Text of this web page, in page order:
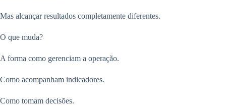
Mas alcançar resultados completamente diferentes.
O que muda?
A forma como gerenciam a operação.
Como acompanham indicadores.
Como tomam decisões.